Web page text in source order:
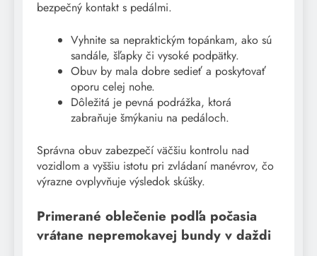
bezpečný kontakt s pedálmi.
Vyhnite sa nepraktickým topánkam, ako sú
sandále, šľapky či vysoké podpätky.
Obuv by mala dobre sedieť a poskytovať
oporu celej nohe.
Dôležitá je pevná podrážka, ktorá
zabraňuje šmýkaniu na pedáloch.
Správna obuv zabezpečí väčšiu kontrolu nad
vozidlom a vyššiu istotu pri zvládaní manévrov, čo
výrazne ovplyvňuje výsledok skúšky.
Primerané oblečenie podľa počasia
vrátane nepremokavej bundy v daždi